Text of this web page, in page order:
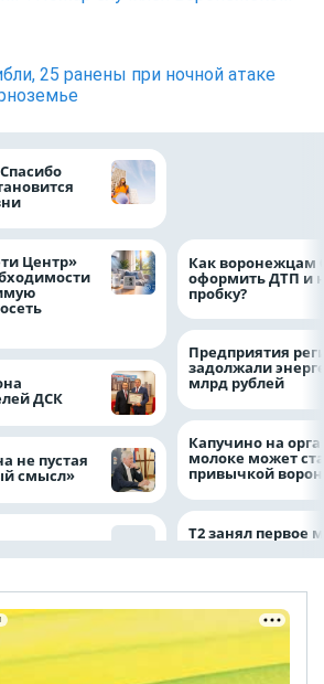
25 ранены при ночной атаке
Центр»
ДСК
не пустая
смысл»
Как воронежцам
оформить ДТП и
пробку?
Предприятия
задолжали
млрд рублей
Капучино на
молоке может
привычкой
Т2 занял первое